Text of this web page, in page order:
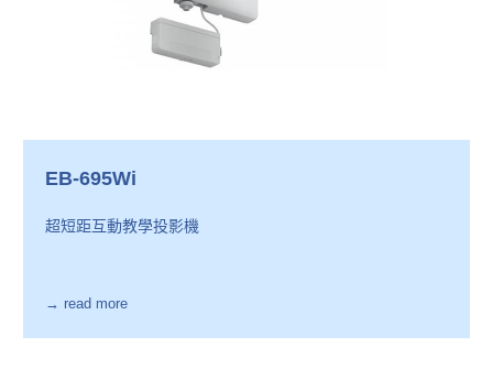
EB-695Wi
超短距互動教學投影機
→ read more